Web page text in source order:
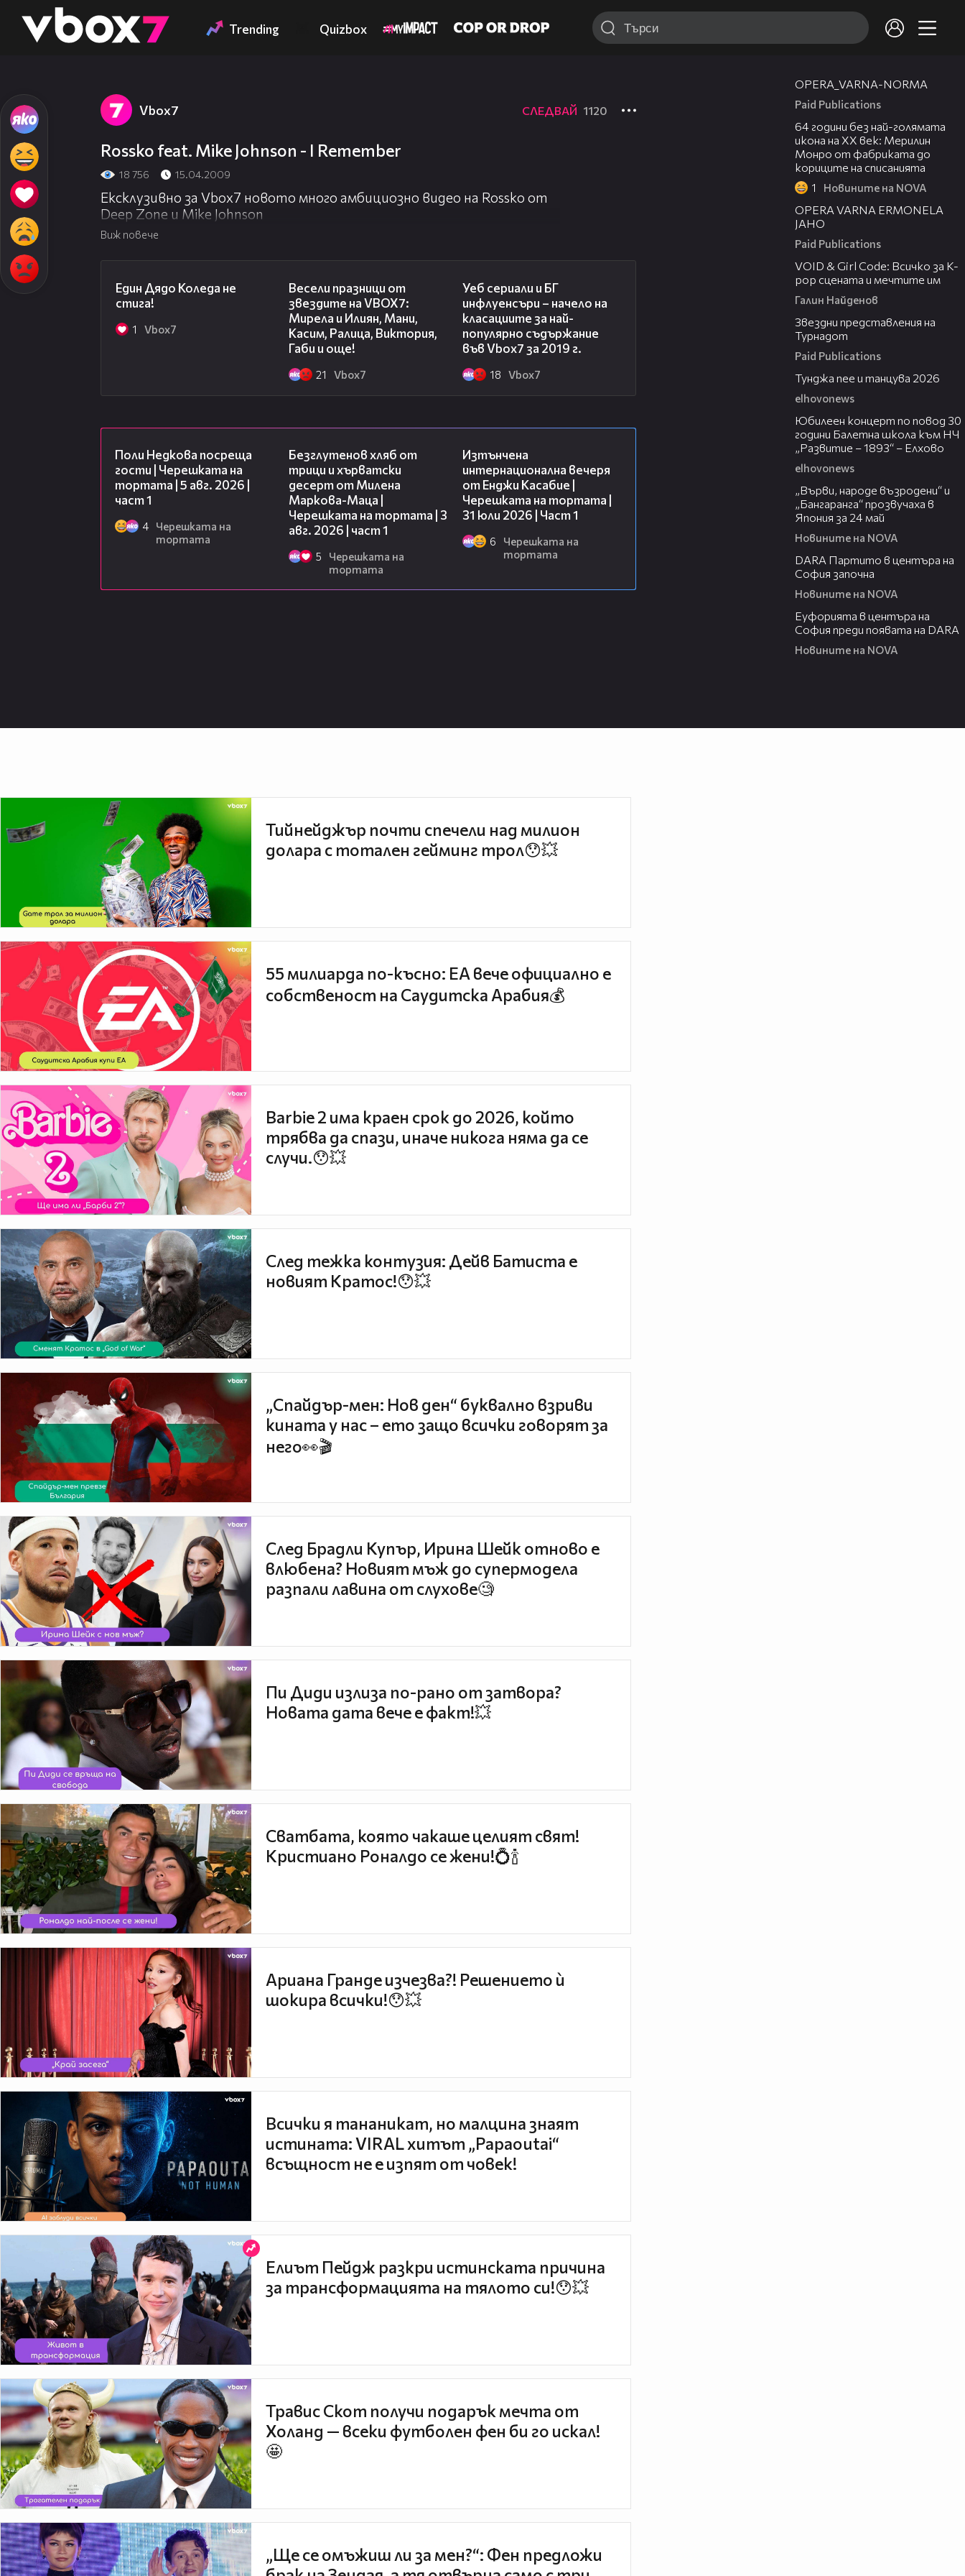
👾 Trending Quizbox
Vbоx7 СЛЕДВАЙ 1120
Rossko feat. Mike Johnson - I Remember
18 756 15.04.2009
Eксклузивно за Vbox7 новото много амбициозно видео на Rossko от
Deep Zone и Mike Johnson
Виж повече
Един Дядо Коледа не
стига!
1 Vbоx7
Весели празници от
звездите на VBOX7:
Мирела и Илиян, Мани,
Касим, Ралица, Виктория,
Габи и още!
21 Vbоx7
Уеб сериали и БГ
инфлуенсъри – начело на
класациите за най-
популярно съдържание
във Vbox7 за 2019 г.
18 Vbоx7
Поли Недкова посреща
гости | Черешката на
тортата | 5 авг. 2026 |
част 1
4
Черешката на
тортата
Безглутенов хляб от
трици и хърватски
десерт от Милена
Маркова-Маца |
Черешката на тортата | 3
авг. 2026 | част 1
5
Черешката на
тортата
Изтънчена
интернационална вечеря
от Енджи Касабие |
Черешката на тортата |
31 юли 2026 | Част 1
6
Черешката на
тортата
OPERA_VARNA-NORMA
Paid Publications
64 години без най-голямата
икона на XX век: Мерилин
Монро от фабриката до
кориците на списанията
1 Новините на NOVA
OPERA VARNA ERMONELA
JAHO
Paid Publications
VOID & Girl Code: Всичко за K-
pop сцената и мечтите им
Галин Найденов
Звездни представления на
Турнадот
Paid Publications
Тунджа пее и танцува 2026
elhovonews
Юбилеен концерт по повод 30
години Балетна школа към НЧ
„Развитие – 1893“ – Елхово
elhovonews
„Върви, народе възродени“ и
„Бангаранга“ прозвучаха в
Япония за 24 май
Новините на NOVA
DARA Партито в центъра на
София започна
Новините на NOVA
Еуфорията в центъра на
София преди появата на DARA
Новините на NOVA
Тийнейджър почти спечели над милион
долара с тотален гейминг трол😯💥
55 милиарда по-късно: EA вече официално е
собственост на Саудитска Арабия💰
Barbie 2 има краен срок до 2026, който
трябва да спази, иначе никога няма да се
случи.😯💥
След тежка контузия: Дейв Батиста е
новият Кратос!😯💥
„Спайдър-мен: Нов ден“ буквално взриви
кината у нас – ето защо всички говорят за
него👀🎬
След Брадли Купър, Ирина Шейк отново е
влюбена? Новият мъж до супермодела
разпали лавина от слухове🧐
Пи Диди излиза по-рано от затвора?
Новата дата вече е факт!💥
Сватбата, която чакаше целият свят!
Кристиано Роналдо се жени!💍🍾
Ариана Гранде изчезва?! Решението ѝ
шокира всички!😯💥
Всички я тананикат, но малцина знаят
истината: VIRAL хитът „Papaoutai“
всъщност не е изпят от човек!
Елиът Пейдж разкри истинската причина
за трансформацията на тялото си!😯💥
Травис Скот получи подарък мечта от
Холанд — всеки футболен фен би го искал!
🤩
„Ще се омъжиш ли за мен?“: Фен предложи